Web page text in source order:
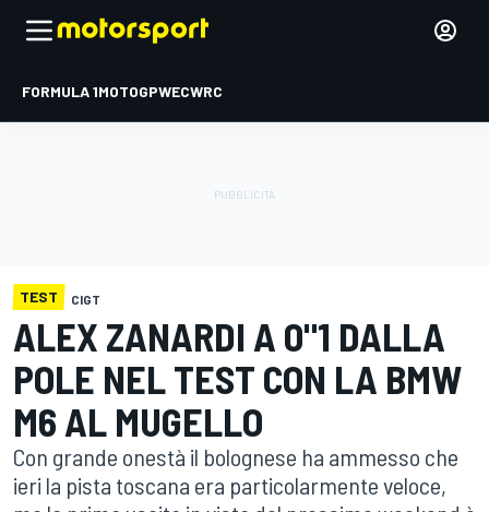
FORMULA 1MOTOGPWECWRC
TEST CIGT
ALEX ZANARDI A 0"1 DALLA
POLE NEL TEST CON LA BMW
M6 AL MUGELLO
Con grande onestà il bolognese ha ammesso che
ieri la pista toscana era particolarmente veloce,